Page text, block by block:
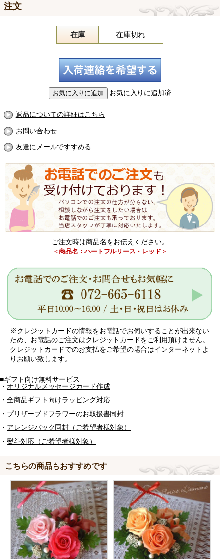
注文
在庫 在庫切れ
お気に入りに追加済
返品についての詳細はこちら
お問い合わせ
友達にメールですすめる
ご注文時は商品名をお伝えください。
＜商品名：ハートフルリース・レッド＞
※クレジットカードの情報をお電話でお伺いすることが出来ない
ため、お電話のご注文はクレジットカードをご利用頂けません。
クレジットカードでのお支払をご希望の場合はインターネットよ
りお願い致します。
■ギフト向け無料サービス
・ オリジナルメッセージカード作成
・ 全商品ギフト向けラッピング対応
・ プリザーブドフラワーのお取扱書同封
・ アレンジバック同封（ご希望者様対象）
・ 熨斗対応（ご希望者様対象）
こちらの商品もおすすめです